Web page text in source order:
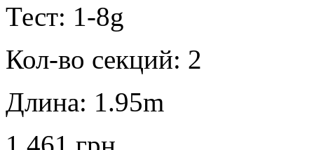
Тест: 1-8g
Кол-во секций: 2
Длина: 1.95m